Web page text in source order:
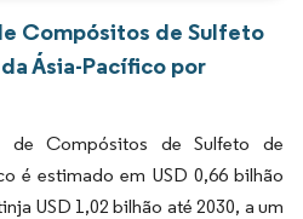
Compósitos de Sulfeto
Ásia-Pacífico por
Compósitos de Sulfeto de
é estimado em USD 0,66 bilhão
USD 1,02 bilhão até 2030, a um